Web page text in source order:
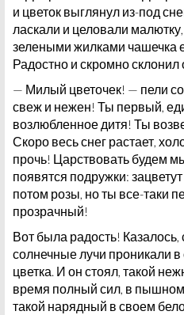
и цветок выглянул из-под
ласкали и целовали
зелеными жилками чашечка
Радостно и скромно склонил
— Милый цветочек! — пели
свеж и нежен! Ты первый,
возлюбленное дитя! Ты
Скоро весь снег растает,
прочь! Царствовать будем
появятся подружки:
потом розы, но ты все-таки
прозрачный!
Вот была радость! Казалось,
солнечные лучи проникали
цветка. И он стоял, такой
время полный сил, в
такой нарядный в своем